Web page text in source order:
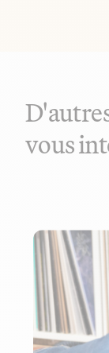
vous